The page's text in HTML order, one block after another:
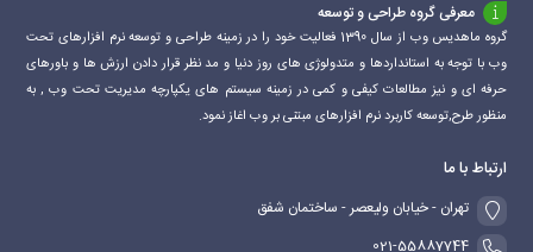
معرفی گروه طراحی و توسعه
گروه ماهدیس وب از سال 1390 فعالیت خود را در زمینه طراحی و توسعه نرم افزارهای تحت
وب با توجه به استانداردها و متدولوژی های روز دنیا و مد نظر قرار دادن ارزش ها و باورهای
حرفه ای و نیز مطالعات کیفی و کمی در زمینه سیستم های یکپارچه مدیریت تحت وب , به
منظور طرح,توسعه کاربرد نرم افزارهای مبتنی بر وب اغاز نمود.
ارتباط با ما
تهران - خیابان ولیعصر - ساختمان شفق
021-55887744